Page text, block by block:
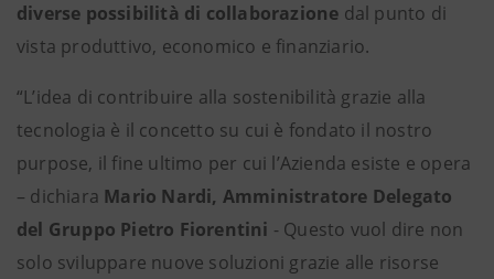
diverse possibilità di collaborazione dal punto di
vista produttivo, economico e finanziario.
“L’idea di contribuire alla sostenibilità grazie alla
tecnologia è il concetto su cui è fondato il nostro
purpose, il fine ultimo per cui l’Azienda esiste e opera
– dichiara Mario Nardi, Amministratore Delegato
del Gruppo Pietro Fiorentini - Questo vuol dire non
solo sviluppare nuove soluzioni grazie alle risorse